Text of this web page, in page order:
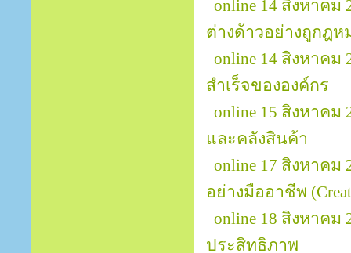
online 14 สิงหาคม
ต่างด้าวอย่างถูกฎห
online 14 สิงหาค
สำเร็จขององค์กร
online 15 สิงหาค
และคลังสินค้า
online 17 สิงหาคม
อย่างมืออาชีพ
online 18 สิงหาค
ประสิทธิภาพ